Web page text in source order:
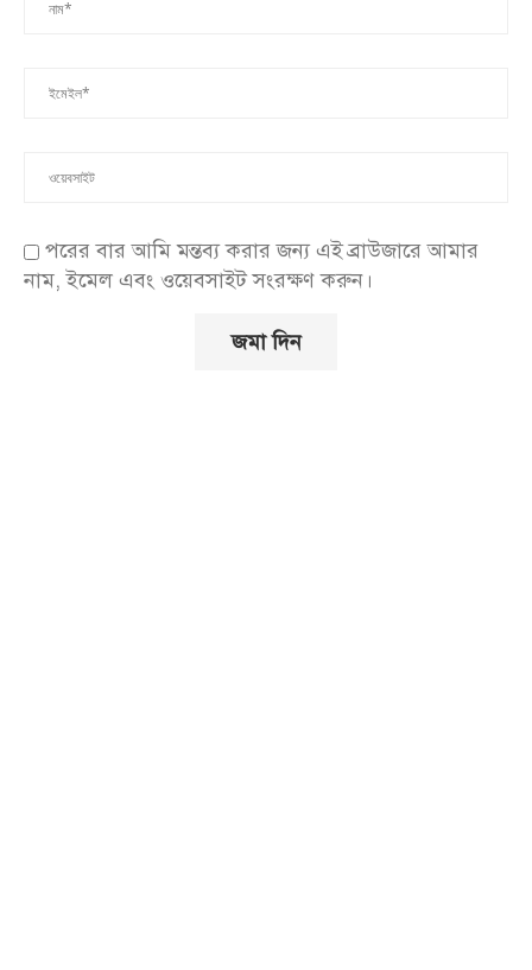
পরের বার আমি মন্তব্য করার জন্য এই ব্রাউজারে আমার
নাম, ইমেল এবং ওয়েবসাইট সংরক্ষণ করুন।